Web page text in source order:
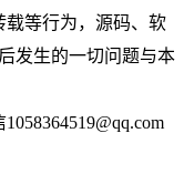
载等行为，源码、软
发生的一切问题与本